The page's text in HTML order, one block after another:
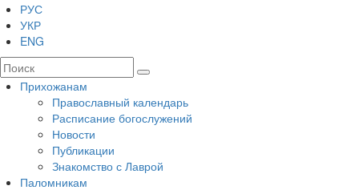
РУС
УКР
ENG
Прихожанам
Православный календарь
Расписание богослужений
Новости
Публикации
Знакомство с Лаврой
Паломникам